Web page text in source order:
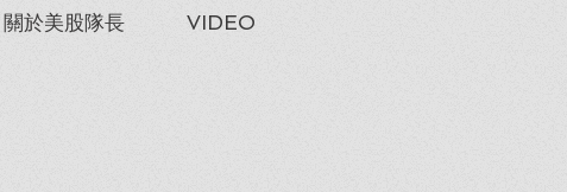
關於美股隊長 VIDEO